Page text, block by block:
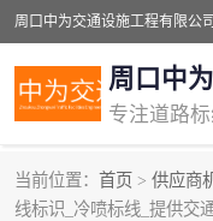
周口中
当前位置： 首页 > 供应商
线标识_冷喷标线_提供交
交通道路标线